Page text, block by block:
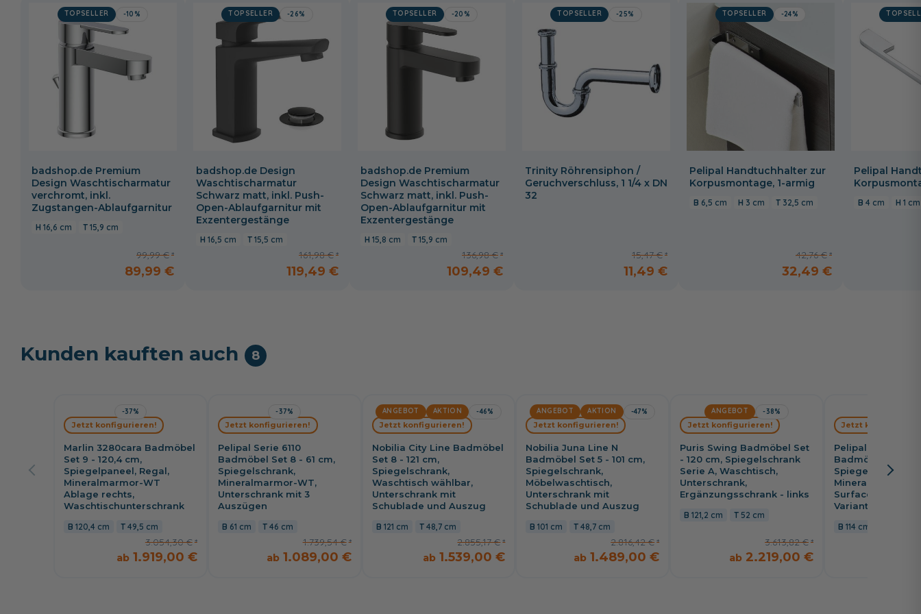
TOPSELLER -10%
badshop.de Premium
Design Waschtischarmatur
verchromt, inkl.
Zugstangen-Ablaufgarnitur
16,6 cm 15,9 cm
99,99 €
89,99 €
TOPSELLER -26%
badshop.de Design
Waschtischarmatur
Schwarz matt, inkl. Push-
Open-Ablaufgarnitur mit
Exzentergestänge
16,5 cm 15,5 cm
161,98 €
119,49 €
TOPSELLER -20%
badshop.de Premium
Design Waschtischarmatur
Schwarz matt, inkl. Push-
Open-Ablaufgarnitur mit
Exzentergestänge
15,8 cm 15,9 cm
136,98 €
109,49 €
TOPSELLER -25%
Trinity Röhrensiphon /
Geruchverschluss, 1 1/4 x DN
32
15,47 €
11,49 €
TOPSELLER -24%
Pelipal Handtuchhalter zur
Korpusmontage, 1-armig
6,5 cm 3 cm 32,5 cm
42,76 €
32,49 €
Pelipal
4 cm 1 cm
Kunden kauften auch 8
-37%
Marlin 3280cara Badmöbel
Set 9 - 120,4 cm,
Spiegelpaneel, Regal,
Mineralmarmor-WT
Ablage rechts,
Waschtischunterschrank
120,4 cm 49,5 cm
3.054,30 €
1.919,00 €
Jetzt konfigurieren!
-37%
Pelipal Serie 6110
Badmöbel Set 8 - 61 cm,
Spiegelschrank,
Mineralmarmor-WT,
Unterschrank mit 3
Auszügen
61 cm 46 cm
1.739,54 €
1.089,00 €
Jetzt konfigurieren!
ANGEBOT AKTION -46%
Nobilia City Line Badmöbel
Set 8 - 121 cm,
Spiegelschrank,
Waschtisch wählbar,
Unterschrank mit
Schublade und Auszug
121 cm 48,7 cm
2.855,17 €
1.539,00 €
Jetzt konfigurieren!
ANGEBOT AKTION -47%
Nobilia Juna Line N
Badmöbel Set 5 - 101 cm,
Spiegelschrank,
Möbelwaschtisch,
Unterschrank mit
Schublade und Auszug
101 cm 48,7 cm
2.816,42 €
1.489,00 €
Jetzt konfigurieren!
ANGEBOT -38%
Puris Swing Badmöbel Set
- 120 cm, Spiegelschrank
Serie A, Waschtisch,
Unterschrank,
Ergänzungsschrank - links
121,2 cm 52 cm
3.613,82 €
2.219,00 €
Jetzt konfigurieren!
Pelipal Serie 6010
Badmöbel Set 2-
Spiegelschrank,
Mineralmarmor-,
Surface oder
Variante links
114 cm
Jetzt